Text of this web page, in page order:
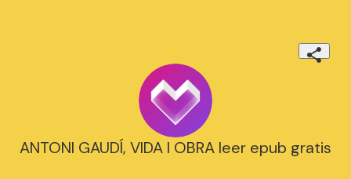
ANTONI GAUDÍ, VIDA I OBRA leer epub gratis